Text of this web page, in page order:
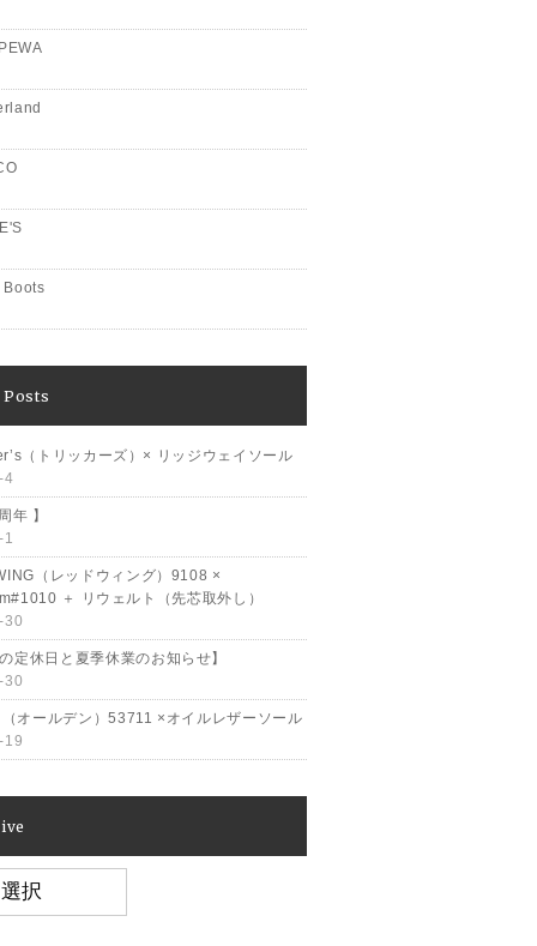
Boots
Posts
（トリッカーズ）× リッジウェイソール
4
年 】
1
（レッドウィング）9108 ×
＋ リウェルト（先芯取外し）
30
定休日と夏季休業のお知らせ】
30
オールデン）53711 ×オイルレザーソール
19